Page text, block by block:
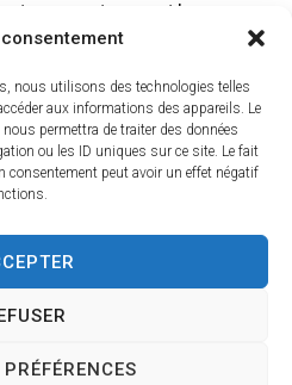
nous utilisons des technologies telles
aux informations des appareils. Le
permettra de traiter des données
ou les ID uniques sur ce site. Le fait
consentement peut avoir un effet négatif
à 16h
cas, notamment les
ou sanitaires.
par les services de la
selon le périmètre et
pour vous inscrire et
les données